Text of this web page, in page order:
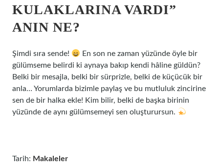
KULAKLARINA VARDI”
ANIN NE?
Şimdi sıra sende!
En son ne zaman yüzünde öyle bir
gülümseme belirdi ki aynaya bakıp kendi hâline güldün?
Belki bir mesajla, belki bir sürprizle, belki de küçücük bir
anla… Yorumlarda bizimle paylaş ve bu mutluluk zincirine
sen de bir halka ekle! Kim bilir, belki de başka birinin
yüzünde de aynı gülümsemeyi sen oluşturursun.
Tarih: Makaleler